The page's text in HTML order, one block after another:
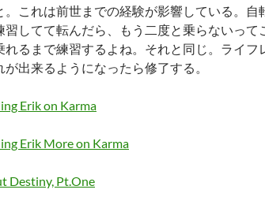
。これは前世までの経験が影響している。自
習してて転んだら、もう二度と乗らないって
れるまで練習するよね。それと同じ。ライフ
が出来るようになったら修了する。
Erik on Karma
Erik More on Karma
Destiny, Pt.One